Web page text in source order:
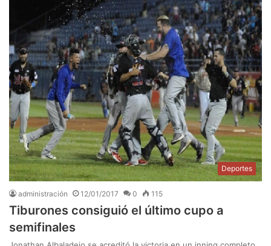
Deportes
administración 12/01/2017 0 115
Tiburones consiguió el último cupo a
semifinales